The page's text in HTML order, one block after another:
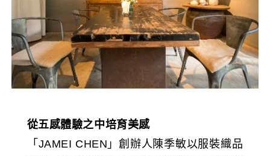
從五感體驗之中培育美感
「JAMEI CHEN」創辦人陳季敏以服裝織品